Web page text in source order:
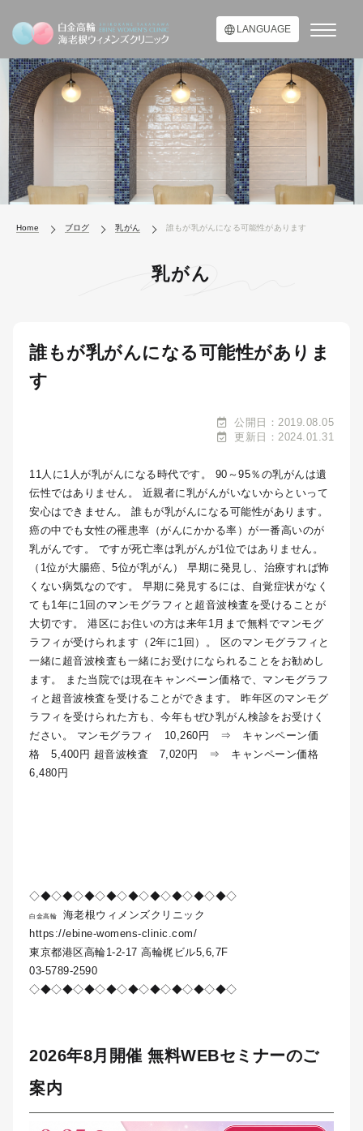
LANGUAGE
Home ブログ 乳がん 誰もが乳がんになる可能性があります
乳がん
誰もが乳がんになる可能性がありま
す
公開日：2019.08.05
更新日：2024.01.31
11人に1人が乳がんになる時代です。 90～95％の乳がんは遺
伝性ではありません。 近親者に乳がんがいないからといって
安心はできません。 誰もが乳がんになる可能性があります。
癌の中でも女性の罹患率（がんにかかる率）が一番高いのが
乳がんです。 ですが死亡率は乳がんが1位ではありません。
（1位が大腸癌、5位が乳がん） 早期に発見し、治療すれば怖
くない病気なのです。 早期に発見するには、自覚症状がなく
ても1年に1回のマンモグラフィと超音波検査を受けることが
大切です。 港区にお住いの方は来年1月まで無料でマンモグ
ラフィが受けられます（2年に1回）。 区のマンモグラフィと
一緒に超音波検査も一緒にお受けになられることをお勧めし
ます。 また当院では現在キャンペーン価格で、マンモグラフ
ィと超音波検査を受けることができます。 昨年区のマンモグ
ラフィを受けられた方も、今年もぜひ乳がん検診をお受けく
ださい。 マンモグラフィ 10,260円 ⇒ キャンペーン価
格 5,400円 超音波検査 7,020円 ⇒ キャンペーン価格
6,480円
◇◆◇◆◇◆◇◆◇◆◇◆◇◆◇◆◇◆◇
白金高輪
海老根ウィメンズクリニック
https://ebine-womens-clinic.com/
東京都港区高輪1-2-17 高輪梶ビル5,6,7F
03-5789-2590
◇◆◇◆◇◆◇◆◇◆◇◆◇◆◇◆◇◆◇
2026年8月開催 無料WEBセミナーのご
案内